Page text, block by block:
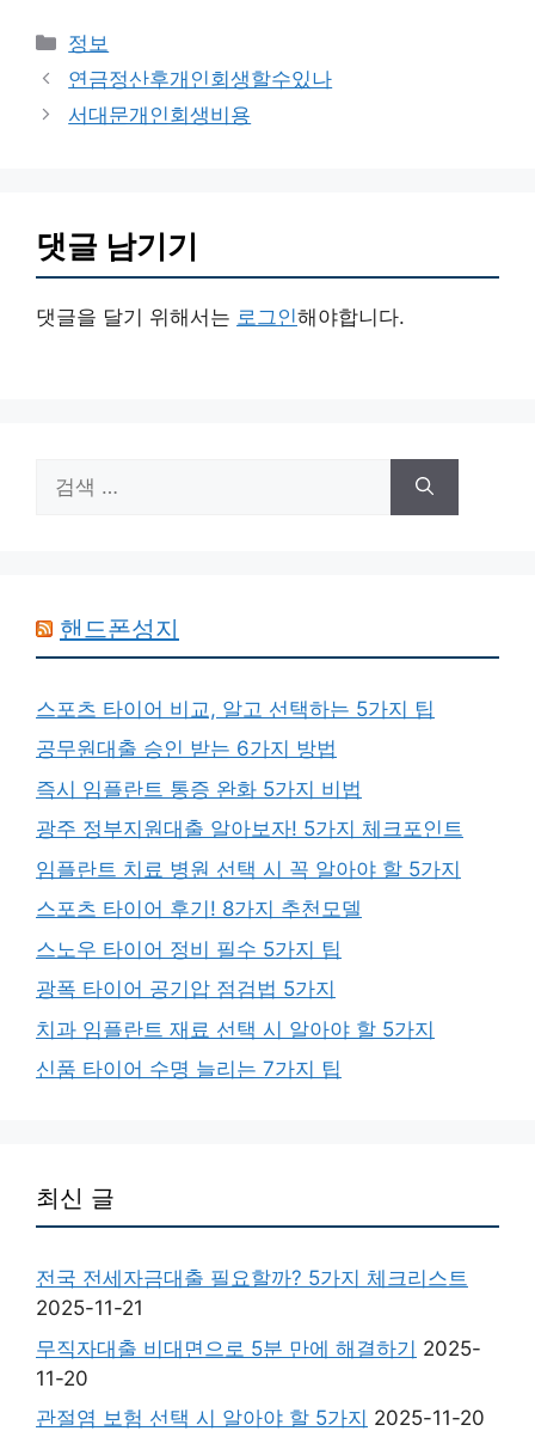
카
테
리
정보
연금정산후개인회생할수있나
서대문개인회생비용
댓글 남기기
댓글을 달기 위해서는 로그인해야합니다.
색:
핸드폰성지
스포츠 타이어 비교, 알고 선택하는 5가지 팁
공무원대출 승인 받는 6가지 방법
즉시 임플란트 통증 완화 5가지 비법
광주 정부지원대출 알아보자! 5가지 체크포인트
임플란트 치료 병원 선택 시 꼭 알아야 할 5가지
스포츠 타이어 후기! 8가지 추천모델
스노우 타이어 정비 필수 5가지 팁
광폭 타이어 공기압 점검법 5가지
치과 임플란트 재료 선택 시 알아야 할 5가지
신품 타이어 수명 늘리는 7가지 팁
최신 글
전국 전세자금대출 필요할까? 5가지 체크리스트
2025-11-21
무직자대출 비대면으로 5분 만에 해결하기 2025-
11-20
관절염 보험 선택 시 알아야 할 5가지 2025-11-20